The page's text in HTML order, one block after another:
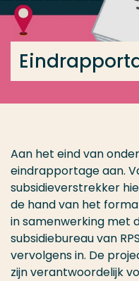
Aan het eind van
eindrapportage aan.
subsidieverstrekker
de hand van het
in samenwerking met
subsidiebureau van
vervolgens in. De
zijn verantwoordelijk